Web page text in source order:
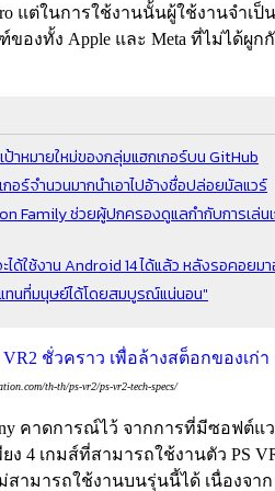
แต่ในการใช้งานนั้นผู้ใช้งานจำเป็
ของทั้ง Apple และ Meta ที่ไม่ได้ผูก
ป้าหมายใหม่ของกลุ่มแฮกเกอร์บน GitHub
อร์จำนวนมากนำเอาไปอ้างชื่อปล่อยมัลแวร์
Family ช่วยผู้ปกครองดูแลกำกับการเล่
ด้ใช้งาน Android 14 ได้แล้ว หลังรอคอยม
ทนที่มนุษย์ได้โดยสมบูรณ์แน่นอน"
th-th/ps-vr2/ps-vr2-tech-specs/
คาดการณ์ไว้ จากการที่มีซอฟต์
4 เกมส์ที่สามารถใช้งานตัว PS
มารถใช้งานบนรุ่นนี้ได้ เนื่องจาก